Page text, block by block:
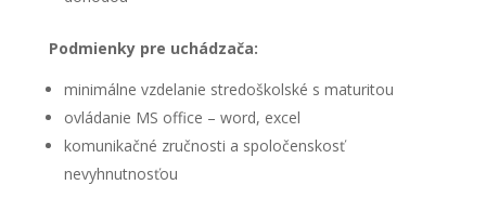
Podmienky pre uchádzača:
minimálne vzdelanie stredoškolské s maturitou
ovládanie MS office – word, excel
komunikačné zručnosti a spoločenskosť
nevyhnutnosťou